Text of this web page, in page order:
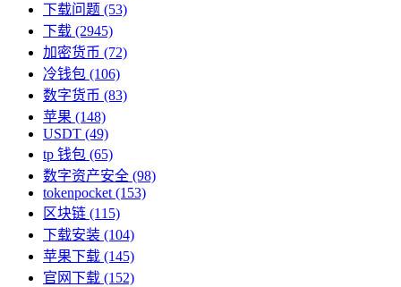
下载问题 (53)
下载 (2945)
加密货币 (72)
冷钱包 (106)
数字货币 (83)
苹果 (148)
USDT (49)
tp 钱包 (65)
数字资产安全 (98)
tokenpocket (153)
区块链 (115)
下载安装 (104)
苹果下载 (145)
官网下载 (152)